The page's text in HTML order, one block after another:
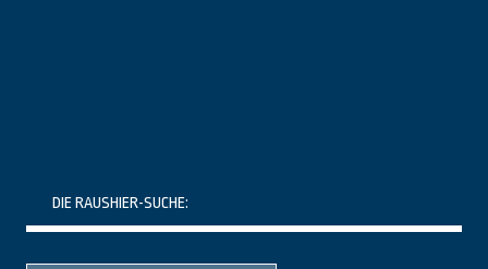
DIE RAUSHIER-SUCHE: